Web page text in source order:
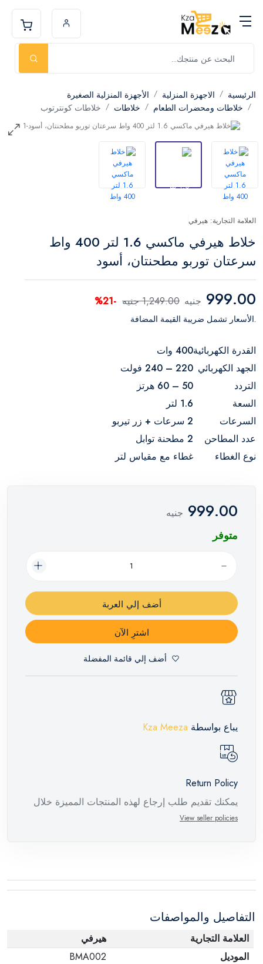
الرئيسية الاجهزة المنزلية
الأجهزة المنزلية الصغيرة
خلاطات ومحضرات الطعام
خلاطات خلاطات كونترتوب
العلامة التجارية: هيرفي
خلاط هيرفي ماكسي 1.6 لتر 400 واط
سرعتان توربو مطحنتان، أسود
999.00 جنيه 1,249.00 جنيه -21%
.الأسعار تشمل ضريبة القيمة المضافة
القدرة الكهربائية400 وات
الجهد الكهربائي 220 – 240 فولت
التردد
50 – 60 هرتز
السعة
1.6 لتر
السرعات
2 سرعات + زر تيربو
عدد المطاحن
2 مطحنة توابل
نوع الغطاء
غطاء مع مقياس لتر
999.00 جنيه
متوفر
أضف إلي العربة
اشترِ الآن
أضف إلي قائمة المفضلة
يباع بواسطة Kza Meeza
Return Policy
يمكنك تقديم طلب إرجاع لهذه المنتجات المميزة خلال
عبوته الأصلية. لاحظ أنه لا يمكن إرجاع المنتجات
وفي عبواتها الأصلية.
View seller policies
التفاصيل والمواصفات
العلامة التجارية
هيرفي
الموديل
BMA002